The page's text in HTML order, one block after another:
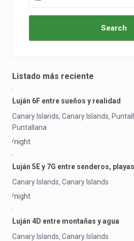
Listado más reciente
Luján 6F entre sueños y realidad
Canary Islands, Canary Islands,
Puntallana
/night
Luján 5E y 7G entre senderos,
Canary Islands, Canary Islands
/night
Luján 4D entre montañas y agua
Canary Islands, Canary Islands